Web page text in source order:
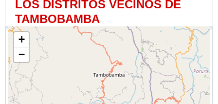
LOS DISTRITOS VECINOS DE
TAMBOBAMBA
+
−